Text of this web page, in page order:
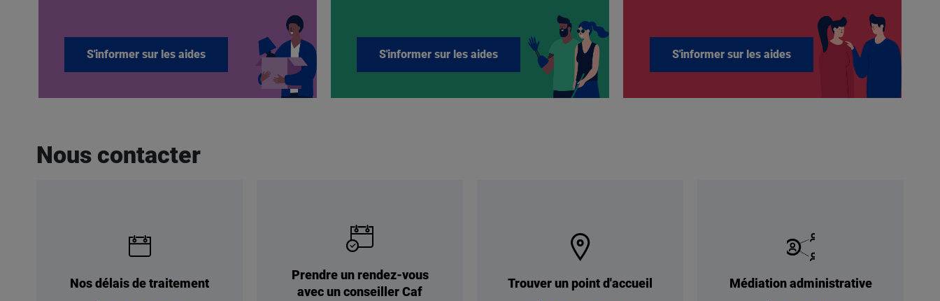
S'informer sur les aides S'informer sur les aides S'informer sur les aides
Nous contacter
Nos délais de traitement
Prendre un rendez-vous
avec un conseiller Caf
Trouver un point d'accueil Médiation administrative